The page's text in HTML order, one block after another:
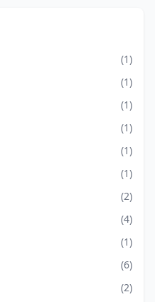
(1)
(1)
(1)
(1)
(1)
(1)
(2)
(4)
(1)
(6)
(2)